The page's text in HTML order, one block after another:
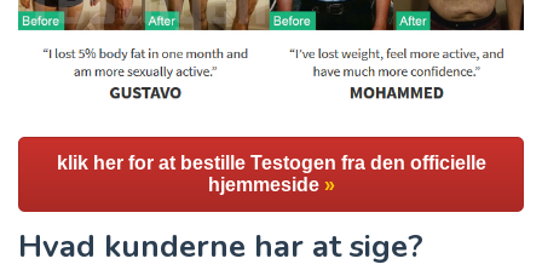
klik her for at bestille Testogen fra den officielle
hjemmeside »
Hvad kunderne har at sige?